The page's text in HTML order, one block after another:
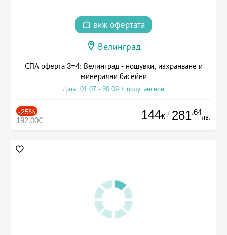
виж офертата
Велинград
СПА оферта 3=4: Велинград - нощувки, изхранване и
минерални басейни
Дата: 01.07 - 30.09 + полупансион
-25%
192.00€ 144€ / 281.64
лв.